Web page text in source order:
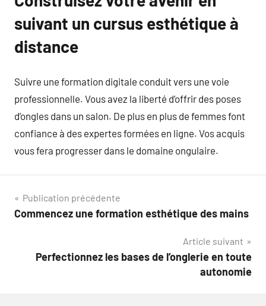
suivant un cursus esthétique à
distance
Suivre une formation digitale conduit vers une voie
professionnelle. Vous avez la liberté d’offrir des poses
d’ongles dans un salon. De plus en plus de femmes font
confiance à des expertes formées en ligne. Vos acquis
vous fera progresser dans le domaine ongulaire.
Navigation
de
Publication précédente
Commencez une formation esthétique des mains
Article suivant
Perfectionnez les bases de l’onglerie en toute
autonomie